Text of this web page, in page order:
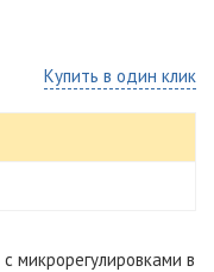
Купить в один клик
с микрорегулировками в